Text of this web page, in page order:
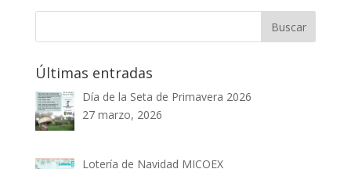
Últimas entradas
Día de la Seta de Primavera 2026
27 marzo, 2026
Lotería de Navidad MICOEX